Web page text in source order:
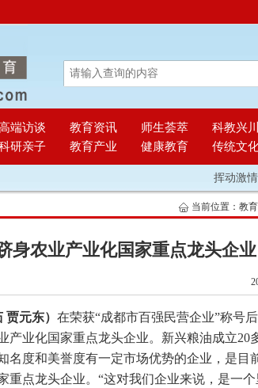
端访谈 教育资讯 师生荟萃 科教兴川
研亲子 教育产业 健康教育 传统文
挥动激情
当前位置： 教
身农业产业化国家重点龙头企业
元东） 在荣获“成都市百强民营企业”称号
产业化国家重点龙头企业。新兴粮油成立20
名度和美誉度有一定市场优势的企业，是目
重点龙头企业。“这对我们企业来说，是一